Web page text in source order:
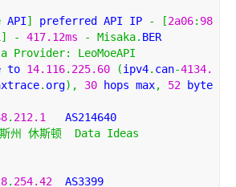
API] preferred API IP - [2a06: 98
] - 417.12ms - Misaka. BER
Provider:
LeoMoeAPI
to 14.116. 225.60 (ipv4. can-4134.
. org), 30 hops max, 52 byte
. 212.1
州 休斯顿 Data Ideas
. 254.42